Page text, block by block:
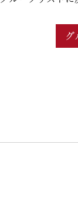
グ